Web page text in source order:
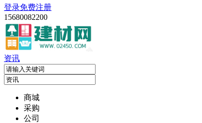
登录免费注册
15680082200
资讯
商城
采购
公司